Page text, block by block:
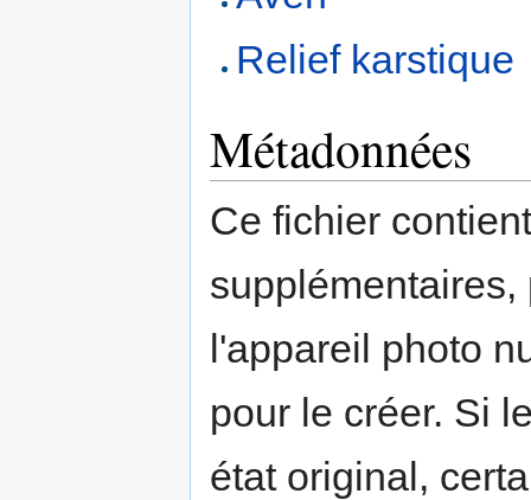
Relief karstique
Métadonnées
Ce fichier
l'appareil photo
pour le créer. Si
état original,